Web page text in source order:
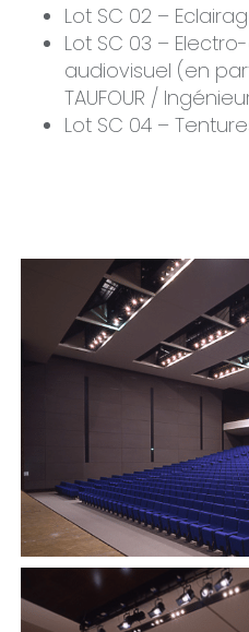
Lot SC 02 –
Lot SC 03 –
audiovisuel (en
TAUFOUR /
Lot SC 04 –